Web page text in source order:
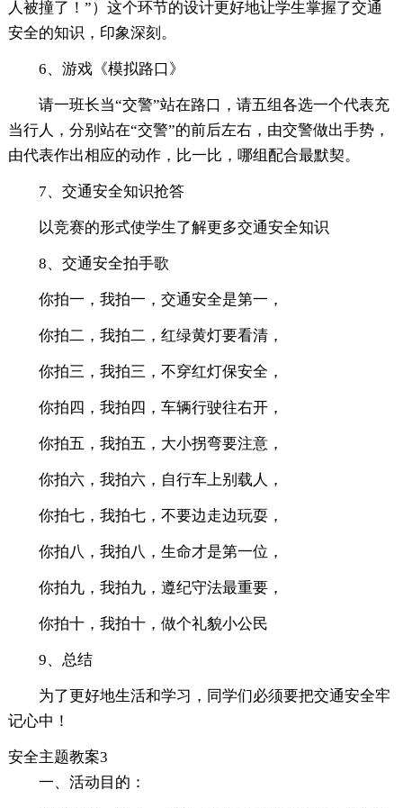
人被撞了！”）这个环节的设计更好地让学生掌握了交通
安全的知识，印象深刻。
6、游戏《模拟路口》
请一班长当“交警”站在路口，请五组各选一个代表充
当行人，分别站在“交警”的前后左右，由交警做出手势，
由代表作出相应的动作，比一比，哪组配合最默契。
7、交通安全知识抢答
以竞赛的形式使学生了解更多交通安全知识
8、交通安全拍手歌
你拍一，我拍一，交通安全是第一，
你拍二，我拍二，红绿黄灯要看清，
你拍三，我拍三，不穿红灯保安全，
你拍四，我拍四，车辆行驶往右开，
你拍五，我拍五，大小拐弯要注意，
你拍六，我拍六，自行车上别载人，
你拍七，我拍七，不要边走边玩耍，
你拍八，我拍八，生命才是第一位，
你拍九，我拍九，遵纪守法最重要，
你拍十，我拍十，做个礼貌小公民
9、总结
为了更好地生活和学习，同学们必须要把交通安全牢
记心中！
安全主题教案3
一、活动目的：